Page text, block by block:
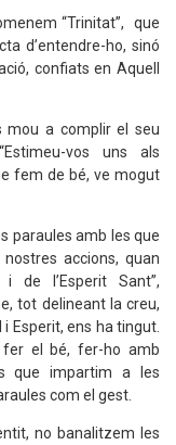
“Trinitat”, que
d’entendre-ho, sinó
confiats en Aquell
mou a complir el seu
vos uns als
fem de bé, ve mogut
paraules amb les que
accions, quan
l’Esperit Sant”,
tot delineant la creu,
i Esperit, ens ha tingut.
fer el bé, fer-ho amb
que impartim a les
com el gest.
no banalitzem les